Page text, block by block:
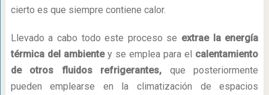
cierto es que siempre contiene calor.
Llevado a cabo todo este proceso se extrae la energía
térmica del ambiente y se emplea para el calentamiento
de otros fluidos refrigerantes, que posteriormente
pueden emplearse en la climatización de espacios